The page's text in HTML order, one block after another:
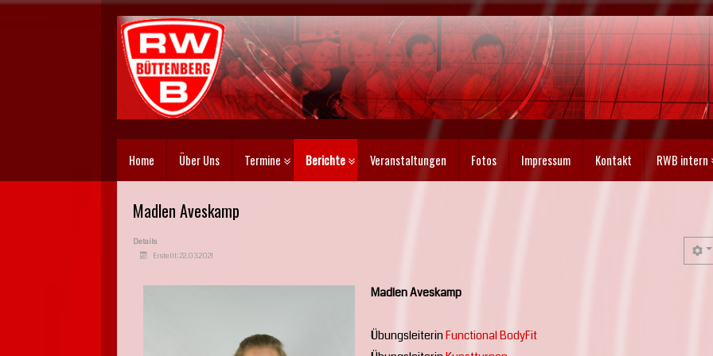
Home Über Uns Termine Berichte Veranstaltungen Fotos Impressum Kontakt RWB intern
Madlen Aveskamp
Details
Erstellt: 22.03.2021
Madlen Aveskamp
Übungsleiterin Functional BodyFit